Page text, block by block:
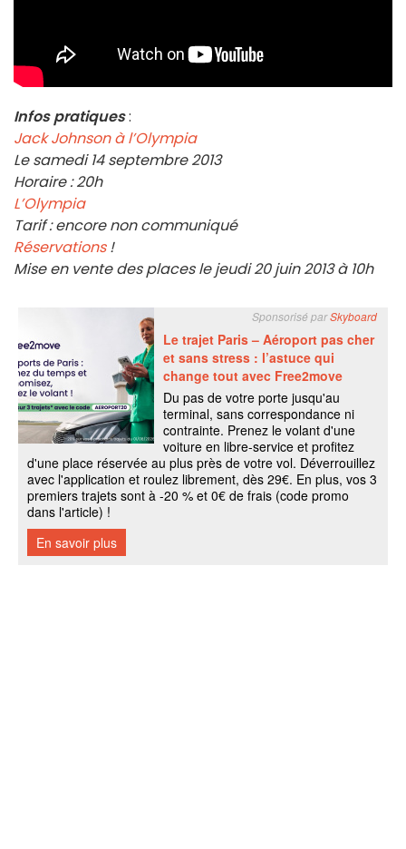
Infos pratiques:
Jack Johnson à l’Olympia
Le samedi 14 septembre 2013
Horaire : 20h
L’Olympia
Tarif : encore non communiqué
Réservations!
Mise en vente des places le jeudi 20 juin 2013 à 10h